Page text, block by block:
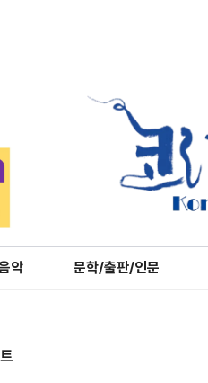
악 문학/출판/인문